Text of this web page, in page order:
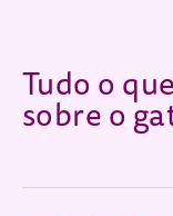
Tudo o
sobre o